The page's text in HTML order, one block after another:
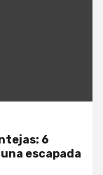
6
escapada